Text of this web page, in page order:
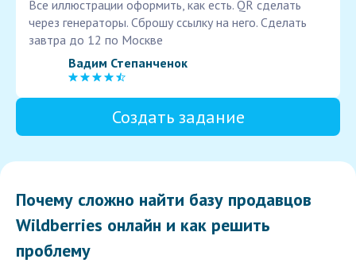
Все иллюстрации оформить, как есть. QR сделать
через генераторы. Сброшу ссылку на него. Сделать
завтра до 12 по Москве
Вадим Степанченок
Создать задание
Почему сложно найти базу продавцов
Wildberries онлайн и как решить
проблему